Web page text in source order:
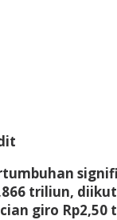
triliun,
giro